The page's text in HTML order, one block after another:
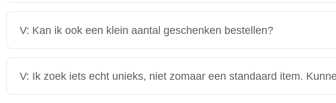
A: Cadeaus voor externe relaties zoals klanten zijn over het algemeen
altijd adviseren over wat in jouw situatie slim is.
V: Kan ik ook een klein aantal geschenken bestellen?
A: Zeker. We begrijpen dat niet iedereen duizenden stuks nodig heeft.
V: Ik zoek iets echt unieks, niet zomaar een standaard item.